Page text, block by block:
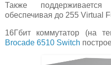
Также
обеспечивая до 255 Virtual
16Гбит коммутатор (на
Brocade 6510 Switch